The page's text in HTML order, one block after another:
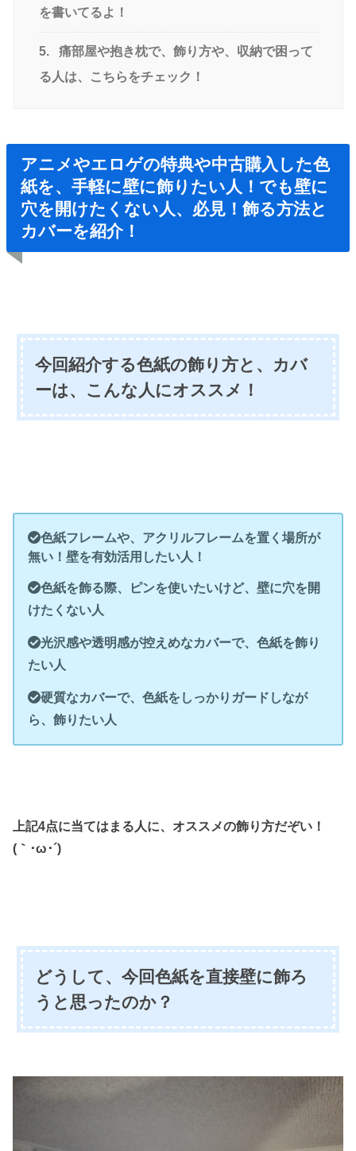
を書いてるよ！
5.
痛部屋や抱き枕で、飾り方や、収納で困って
る人は、こちらをチェック！
アニメやエロゲの特典や中古購入した色
紙を、手軽に壁に飾りたい人！でも壁に
穴を開けたくない人、必見！飾る方法と
カバーを紹介！
今回紹介する色紙の飾り方と、カバ
ーは、こんな人にオススメ！
色紙フレームや、アクリルフレームを置く場所が
無い！壁を有効活用したい人！
色紙を飾る際、ピンを使いたいけど、壁に穴を開
けたくない人
光沢感や透明感が控えめなカバーで、色紙を飾り
たい人
硬質なカバーで、色紙をしっかりガードしなが
ら、飾りたい人
上記4点に当てはまる人に、オススメの飾り方だぞい！
(｀･ω･´)ゞ
どうして、今回色紙を直接壁に飾ろ
うと思ったのか？